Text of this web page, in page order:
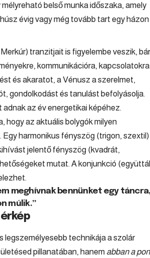
belső munka időszaka, amely
évig vagy még tovább tart egy házon
tranzitjait is figyelembe veszik, bár
kommunikációra,
és akaratot, a Vénusz a szerelmet,
gondolkodást és tanulást befolyásolja.
az év energetikai képéhez.
hogy az aktuális bolygók milyen
harmonikus fényszög (trigon, szextil)
jelentő fényszög (kvadrát,
mutat. A konjunkció
meghívnak bennünket egy táncra,
múlik.”
technikája a szolár
pillanatában, hanem abban a